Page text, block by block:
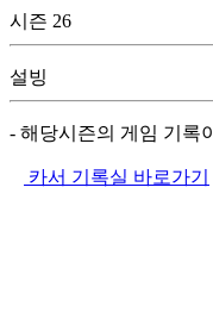
시즌 26
설빙
- 해당시즌의 게임 기록
카서 기록실 바로가기